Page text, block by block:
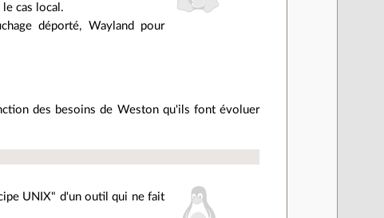
cas local.
déporté, Wayland pour
des besoins de Weston qu'ils font évoluer
UNIX" d'un outil qui ne fait